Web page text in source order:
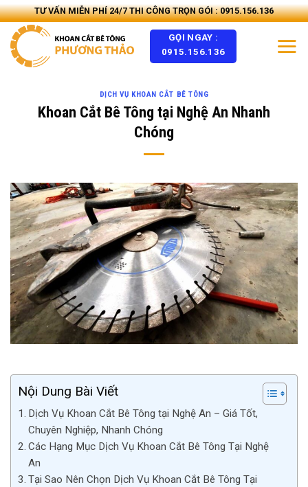
Skip
to
content
TƯ VẤN MIỄN PHÍ 24/7 THI CÔNG TRỌN GÓI : 0915.156.136
GỌI NGAY :
0915.156.136
DỊCH VỤ KHOAN CẮT BÊ TÔNG
Khoan Cắt Bê Tông tại Nghệ An Nhanh
Chóng
Nội Dung Bài Viết
Dịch Vụ Khoan Cắt Bê Tông tại Nghệ An – Giá Tốt,
Chuyên Nghiệp, Nhanh Chóng
Các Hạng Mục Dịch Vụ Khoan Cắt Bê Tông Tại Nghệ
An
Tại Sao Nên Chọn Dịch Vụ Khoan Cắt Bê Tông Tại